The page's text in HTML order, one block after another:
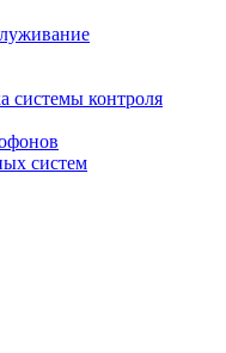
контроля
систем